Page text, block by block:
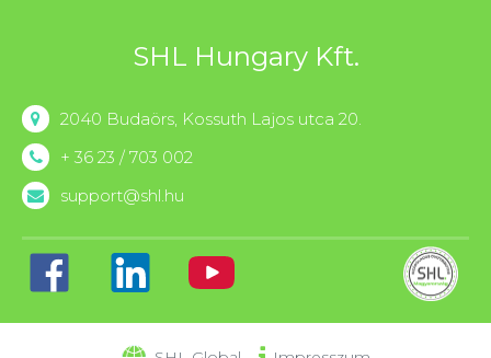
SHL Hungary Kft.
2040 Budaörs, Kossuth Lajos utca 20.
+ 36 23 / 703 002
support@shl.hu